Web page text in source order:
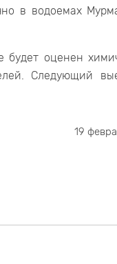
в водоемах
будет оценен
Следующий
19